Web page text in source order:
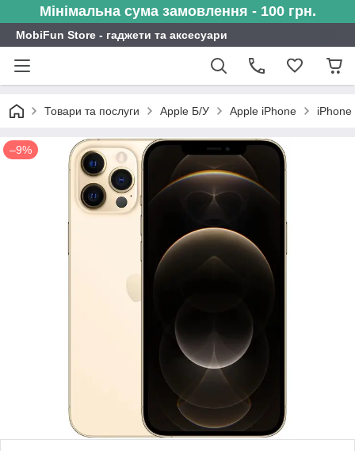
Мінімальна сума замовлення - 100 грн.
MobiFun Store - гаджети та аксесуари
Товари та послуги Apple Б/У Apple iPhone
–9%